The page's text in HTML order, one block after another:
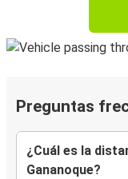
Preguntas
¿Cuál es la
Gananoque?